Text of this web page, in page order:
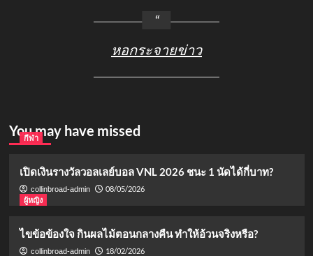
หอกระจายข่าว
You may have missed
กีฬา
เปิดเงินรางวัลวอลเลย์บอล VNL 2026 ชนะ 1 นัดได้กี่บาท?
collinbroad-admin
08/05/2026
ผู้หญิง
ไขข้อข้องใจ กินผลไม้ตอนกลางคืน ทำให้อ้วนจริงหรือ?
collinbroad-admin
18/02/2026